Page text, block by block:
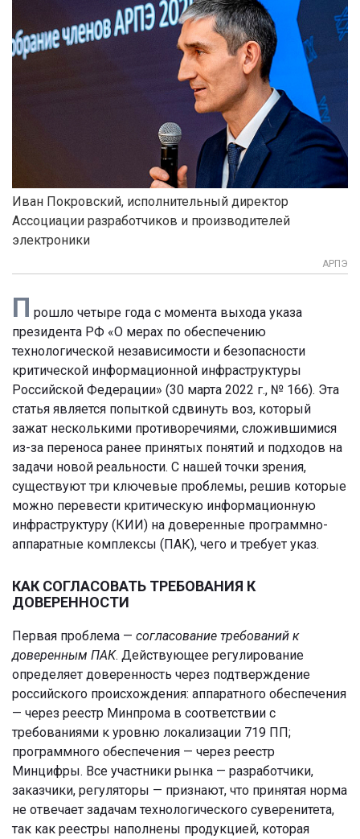
Иван Покровский, исполнительный директор
Ассоциации разработчиков и производителей
электроники
АРПЭ
П рошло четыре года с момента выхода указа
президента РФ «О мерах по обеспечению
технологической независимости и безопасности
критической информационной инфраструктуры
Российской Федерации» (30 марта 2022 г., № 166). Эта
статья является попыткой сдвинуть воз, который
зажат несколькими противоречиями, сложившимися
из-за переноса ранее принятых понятий и подходов на
задачи новой реальности. С нашей точки зрения,
существуют три ключевые проблемы, решив которые
можно перевести критическую информационную
инфраструктуру (КИИ) на доверенные программно-
аппаратные комплексы (ПАК), чего и требует указ.
КАК СОГЛАСОВАТЬ ТРЕБОВАНИЯ К
ДОВЕРЕННОСТИ
Первая проблема — согласование требований к
доверенным ПАК. Действующее регулирование
определяет доверенность через подтверждение
российского происхождения: аппаратного обеспечения
— через реестр Минпрома в соответствии с
требованиями к уровню локализации 719 ПП;
программного обеспечения — через реестр
Минцифры. Все участники рынка — разработчики,
заказчики, регуляторы — признают, что принятая норма
не отвечает задачам технологического суверенитета,
так как реестры наполнены продукцией, которая